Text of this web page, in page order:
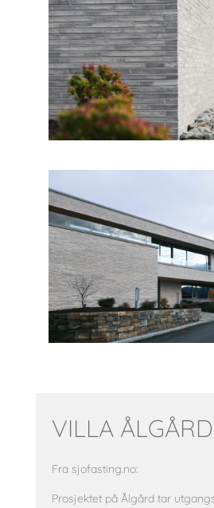
VILLA ÅLGÅRD
Fra sjofasting.no:
Prosjektet på Ålgård tar